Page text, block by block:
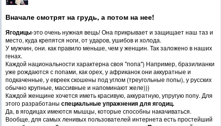
Вначале смотрят на грудь, а потом на нее!
Ягодицы-это очень нужная вещь! Она прикрывает и защищает наш таз и
место, куда крепятся ноги, от ударов, ушибов и холода.
У мужчин, они. как правило меньше, чем у женщин. Так заложено в наших
генах.
Каждой национальности характерна своя "попа") Например, бразилианки
уже рождаются с попами, как орех, у африканок они аккуратные и
подкаченные, у евреек скошены под углом (треугольные попы), у русских
обычно крупные, массивные и напоминают желе)))
Каждой женщине хочется иметь красивую, аккуратную, упругую попу. Для
этого разработаны специальные упражнения для ягодиц.
Да, в ягодицах имеются мышцы, которые способны накачиваться.
Вообще, для самых ленивых пользователей интернета есть простейший